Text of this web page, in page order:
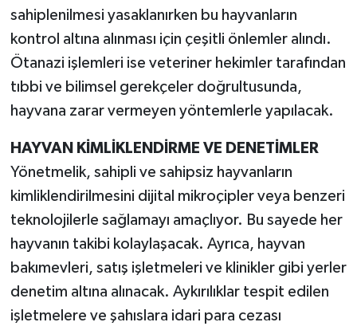
sahiplenilmesi yasaklanırken bu hayvanların
kontrol altına alınması için çeşitli önlemler alındı.
Ötanazi işlemleri ise veteriner hekimler tarafından
tıbbi ve bilimsel gerekçeler doğrultusunda,
hayvana zarar vermeyen yöntemlerle yapılacak.
HAYVAN KİMLİKLENDİRME VE DENETİMLER
Yönetmelik, sahipli ve sahipsiz hayvanların
kimliklendirilmesini dijital mikroçipler veya benzeri
teknolojilerle sağlamayı amaçlıyor. Bu sayede her
hayvanın takibi kolaylaşacak. Ayrıca, hayvan
bakımevleri, satış işletmeleri ve klinikler gibi yerler
denetim altına alınacak. Aykırılıklar tespit edilen
işletmelere ve şahıslara idari para cezası